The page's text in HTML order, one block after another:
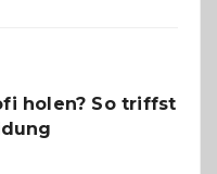
holen? So triffst